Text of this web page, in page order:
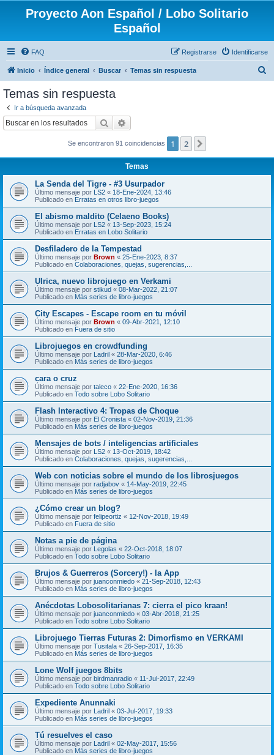
Proyecto Aon Español / Lobo Solitario
Español
FAQ Identificarse
Registrarse
Inicio Índice general Buscar Temas sin respuesta
Temas sin respuesta
Ir a búsqueda avanzada
Buscar
Se encontraron 91 coincidencias 1 2
Temas
La Senda del Tigre - #3 Usurpador
Último mensaje por LS2 « 18-Ene-2024, 13:46
Publicado en Erratas en otros libro-juegos
El abismo maldito (Celaeno Books)
Último mensaje por LS2 « 13-Sep-2023, 15:24
Publicado en Erratas en Lobo Solitario
Desfiladero de la Tempestad
Último mensaje por Brown « 25-Ene-2023, 8:37
Publicado en Colaboraciones, quejas, sugerencias,...
Ulrica, nuevo librojuego en Verkami
Último mensaje por stikud « 08-Mar-2022, 21:07
Publicado en Más series de libro-juegos
City Escapes - Escape room en tu móvil
Último mensaje por Brown « 09-Abr-2021, 12:10
Publicado en Fuera de sitio
Librojuegos en crowdfunding
Último mensaje por Ladril « 28-Mar-2020, 6:46
Publicado en Más series de libro-juegos
cara o cruz
Último mensaje por taleco « 22-Ene-2020, 16:36
Publicado en Todo sobre Lobo Solitario
Flash Interactivo 4: Tropas de Choque
Último mensaje por El Cronista « 02-Nov-2019, 21:36
Publicado en Más series de libro-juegos
Mensajes de bots / inteligencias artificiales
Último mensaje por LS2 « 13-Oct-2019, 18:42
Publicado en Colaboraciones, quejas, sugerencias,...
Web con noticias sobre el mundo de los librosjuegos
Último mensaje por radjabov « 14-May-2019, 22:45
Publicado en Más series de libro-juegos
¿Cómo crear un blog?
Último mensaje por felipeortiz « 12-Nov-2018, 19:49
Publicado en Fuera de sitio
Notas a pie de página
Último mensaje por Legolas « 22-Oct-2018, 18:07
Publicado en Todo sobre Lobo Solitario
Brujos & Guerreros (Sorcery!) - la App
Último mensaje por juanconmiedo « 21-Sep-2018, 12:43
Publicado en Más series de libro-juegos
Anécdotas Lobosolitarianas 7: cierra el pico kraan!
Último mensaje por juanconmiedo « 03-Abr-2018, 21:25
Publicado en Todo sobre Lobo Solitario
Librojuego Tierras Futuras 2: Dimorfismo en VERKAMI
Último mensaje por Tusitala « 26-Sep-2017, 16:35
Publicado en Más series de libro-juegos
Lone Wolf juegos 8bits
Último mensaje por birdmanradio « 11-Jul-2017, 22:49
Publicado en Todo sobre Lobo Solitario
Expediente Anunnaki
Último mensaje por Ladril « 03-Jul-2017, 19:33
Publicado en Más series de libro-juegos
Tú resuelves el caso
Último mensaje por Ladril « 02-May-2017, 15:56
Publicado en Más series de libro-juegos